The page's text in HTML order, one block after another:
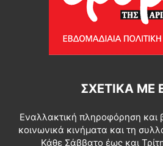
ΣΧΕΤΙΚΆ ΜΕ
Εναλλακτική πληροφόρηση και
κοινωνικά κινήματα και τη
Κάθε Σάββατο έως και